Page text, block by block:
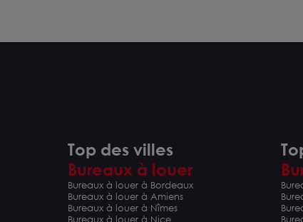
Top des villes
Bureaux à louer
Bureaux à louer à Bordeaux
Bureaux à louer à Amiens
Bureaux à louer à Nîmes
Bureaux à louer à Nice